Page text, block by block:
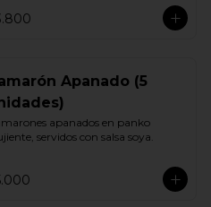
Apanado (5
apanados en panko
servidos con salsa soya.